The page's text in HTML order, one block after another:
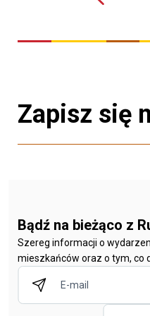
Zapisz się
Bądź na bieżąco z
Szereg informacji o
mieszkańców oraz o tym, co